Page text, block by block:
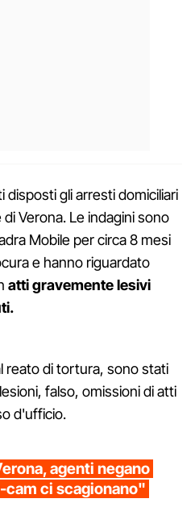
disposti gli arresti domiciliari
Verona. Le indagini sono
Mobile per circa 8 mesi
e hanno riguardato
atti gravemente lesivi
reato di tortura, sono stati
falso, omissioni di atti
d'ufficio.
agenti negano
ci scagionano"